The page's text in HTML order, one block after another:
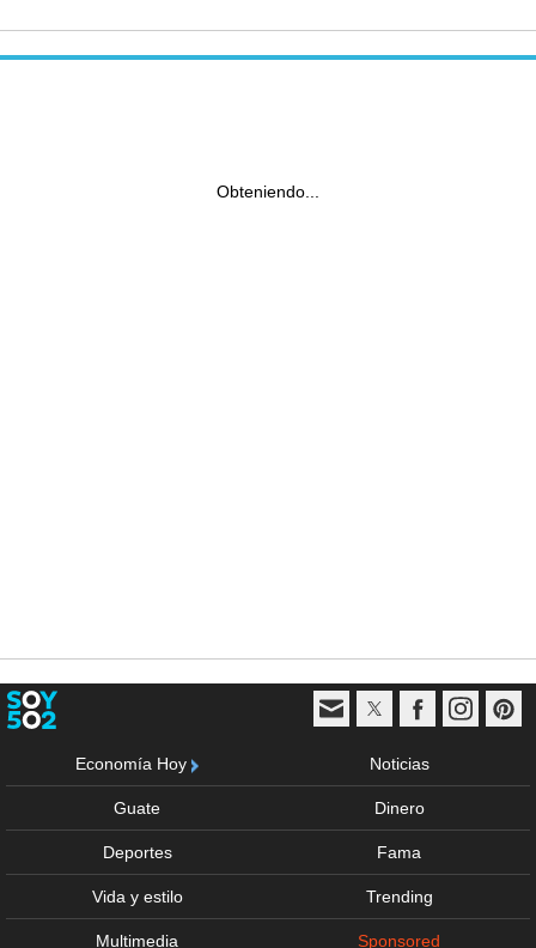
Obteniendo...
Economía Hoy Noticias
Guate Dinero
Deportes Fama
Vida y estilo Trending
Multimedia Sponsored